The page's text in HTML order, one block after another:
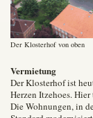
Der Klosterhof von oben
Vermietung
Der Klosterhof ist
Herzen Itzehoes.
Die Wohnungen, in